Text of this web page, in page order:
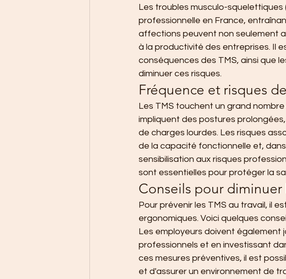
Les troubles musculo-
professionnelle en France,
affections peuvent non seulement
à la productivité des entreprises. Il
conséquences des TMS, ainsi que
diminuer ces risques.
Fréquence et risques
Les TMS touchent un grand
impliquent des postures
de charges lourdes. Les risques
de la capacité fonctionnelle et,
sensibilisation aux risques
sont essentielles pour protéger la
Conseils pour diminuer
Pour prévenir les TMS au travail, il
ergonomiques. Voici quelques
Les employeurs doivent également
professionnels et en investissant
ces mesures préventives, il est
et d'assurer un environnement de